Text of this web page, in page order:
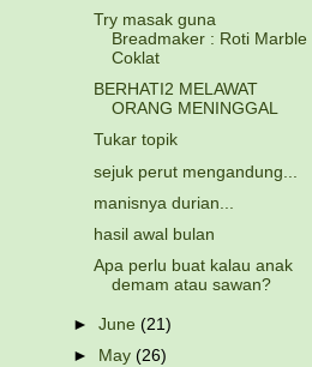
Try masak guna
Breadmaker : Roti Marble
Coklat
BERHATI2 MELAWAT
ORANG MENINGGAL
Tukar topik
sejuk perut mengandung...
manisnya durian...
hasil awal bulan
Apa perlu buat kalau anak
demam atau sawan?
►June(21)
►
May(26)